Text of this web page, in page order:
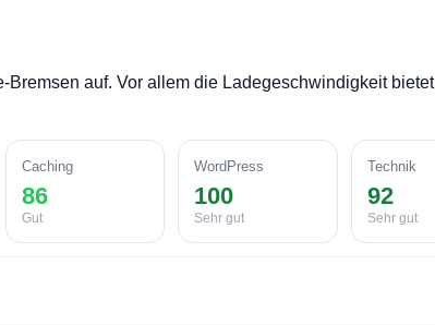
auf. Vor allem die Ladegeschwindigkeit bietet
Caching
86
Gut
WordPress
100
Sehr gut
Technik
92
Sehr gut